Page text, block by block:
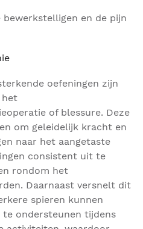
en de pijn
oefeningen zijn
het
of blessure. Deze
om geleidelijk kracht en
naar het aangetaste
consistent uit te
rondom het
Daarnaast versnelt dit
spieren kunnen
ondersteunen tijdens